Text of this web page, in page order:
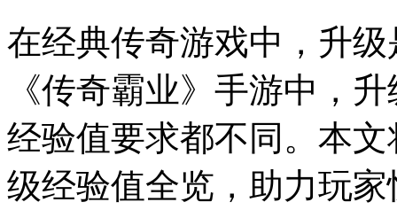
在经典传奇游戏中，升
《传奇霸业》手游中，
经验值要求都不同。本
级经验值全览，助力玩